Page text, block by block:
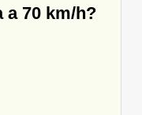
a 70 km/h?